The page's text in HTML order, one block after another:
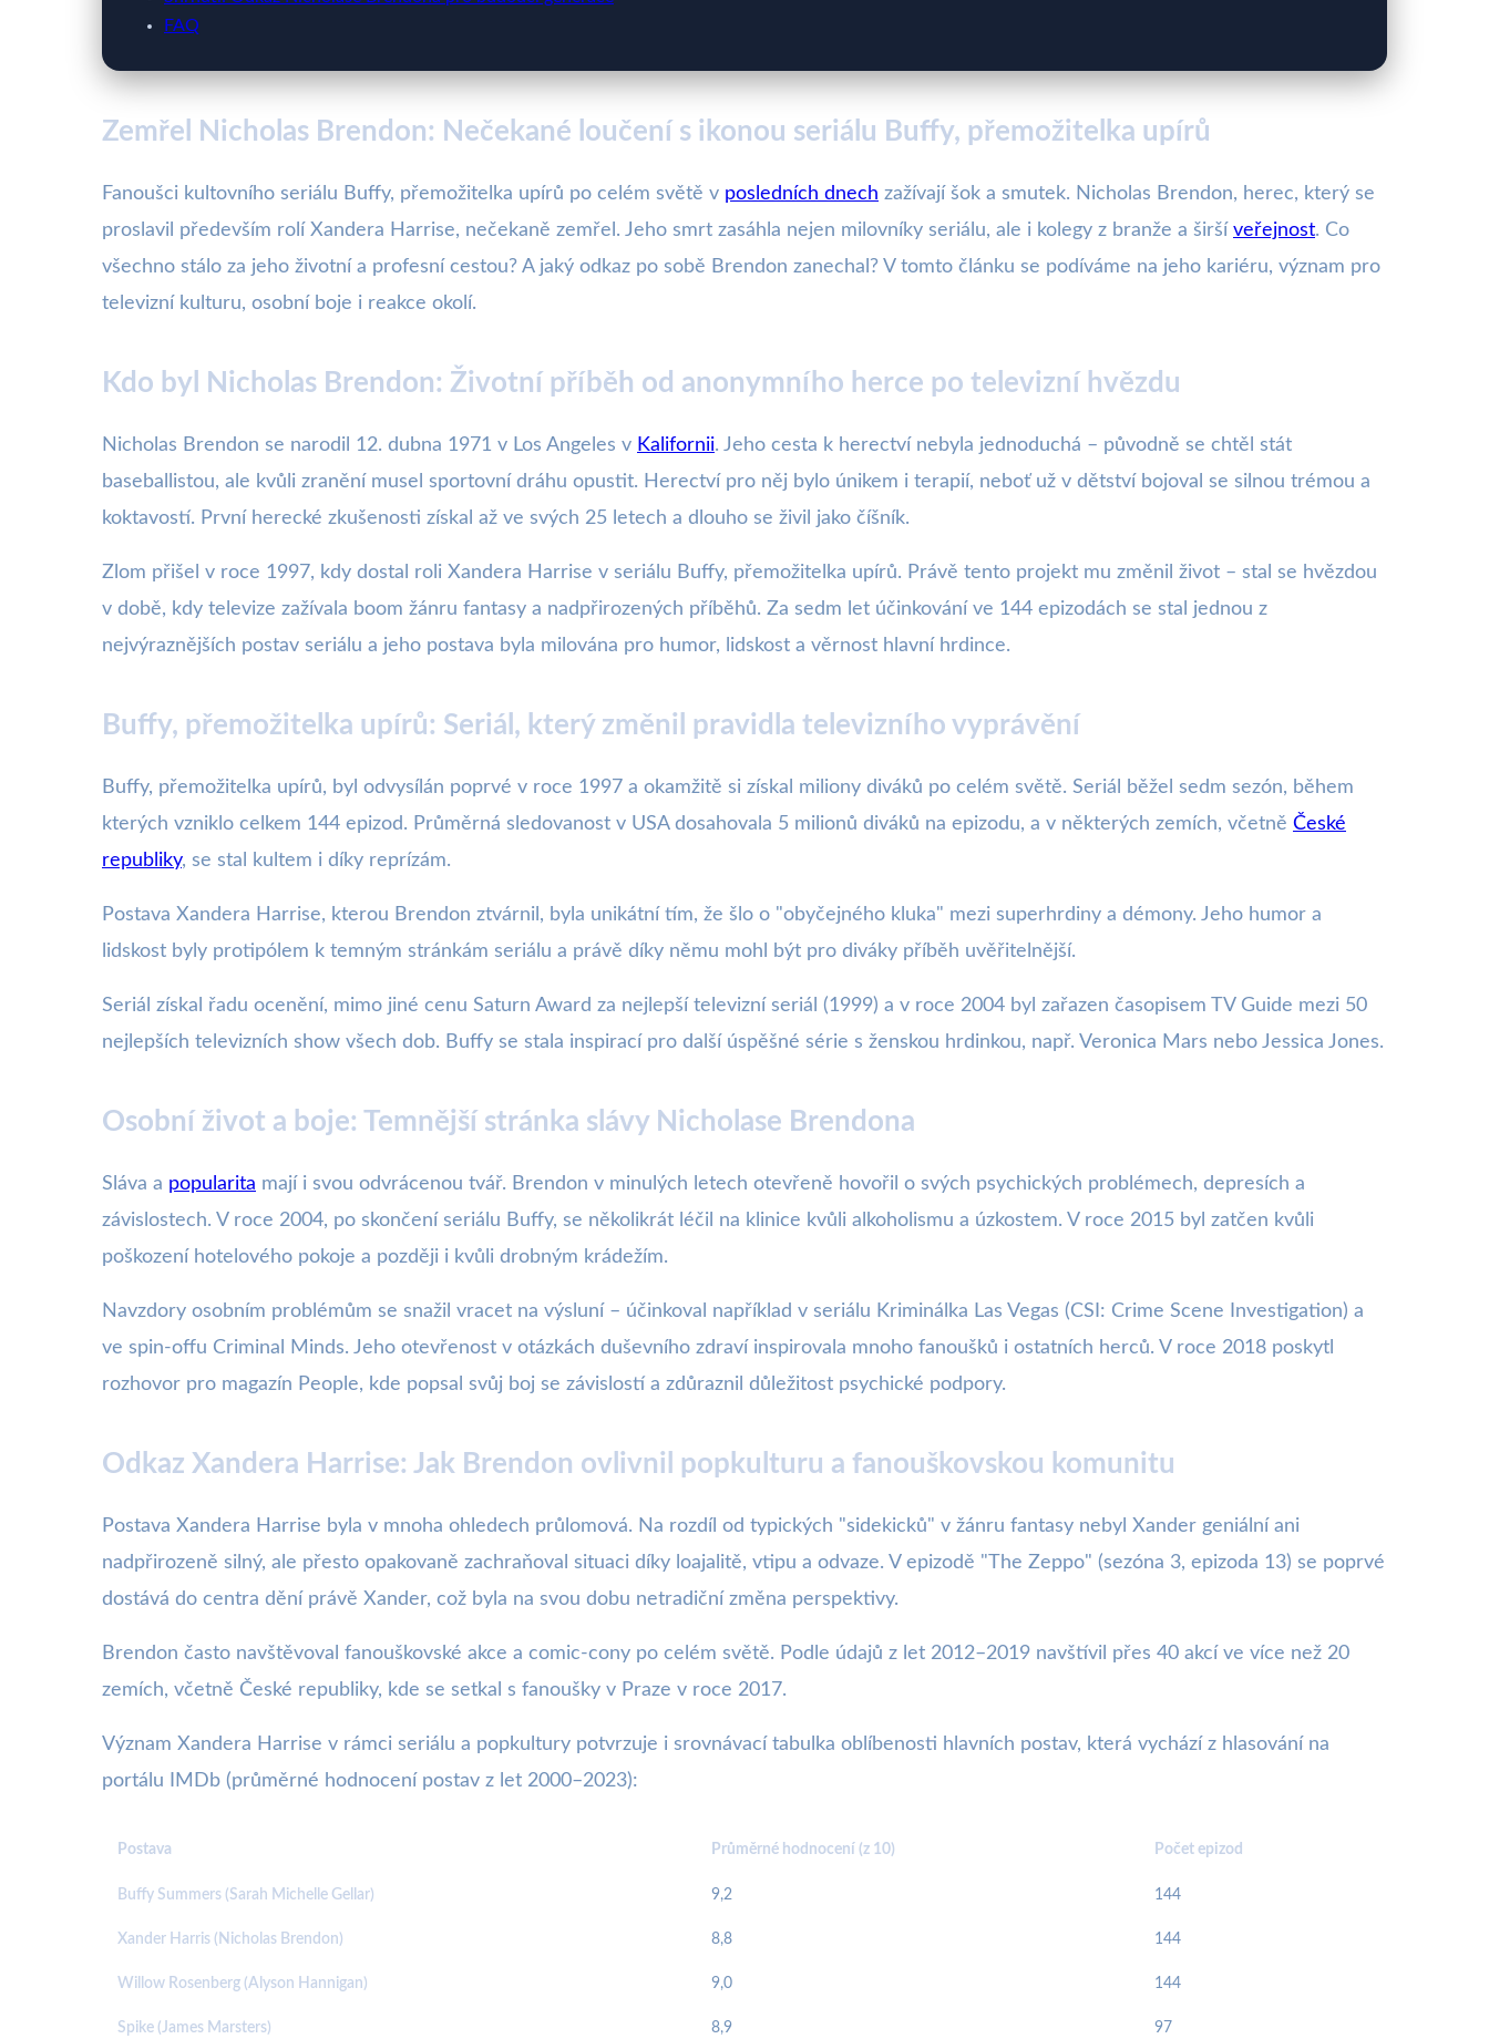
FAQ
Zemřel Nicholas Brendon: Nečekané loučení s ikonou seriálu Buffy, přemožitelka upírů
Fanoušci kultovního seriálu Buffy, přemožitelka upírů po celém světě v posledních dnech zažívají šok a smutek. Nicholas Brendon, herec, který se
proslavil především rolí Xandera Harrise, nečekaně zemřel. Jeho smrt zasáhla nejen milovníky seriálu, ale i kolegy z branže a širší veřejnost. Co
všechno stálo za jeho životní a profesní cestou? A jaký odkaz po sobě Brendon zanechal? V tomto článku se podíváme na jeho kariéru, význam pro
televizní kulturu, osobní boje i reakce okolí.
Kdo byl Nicholas Brendon: Životní příběh od anonymního herce po televizní hvězdu
Nicholas Brendon se narodil 12. dubna 1971 v Los Angeles v Kalifornii. Jeho cesta k herectví nebyla jednoduchá – původně se chtěl stát
baseballistou, ale kvůli zranění musel sportovní dráhu opustit. Herectví pro něj bylo únikem i terapií, neboť už v dětství bojoval se silnou trémou a
koktavostí. První herecké zkušenosti získal až ve svých 25 letech a dlouho se živil jako číšník.
Zlom přišel v roce 1997, kdy dostal roli Xandera Harrise v seriálu Buffy, přemožitelka upírů. Právě tento projekt mu změnil život – stal se hvězdou
v době, kdy televize zažívala boom žánru fantasy a nadpřirozených příběhů. Za sedm let účinkování ve 144 epizodách se stal jednou z
nejvýraznějších postav seriálu a jeho postava byla milována pro humor, lidskost a věrnost hlavní hrdince.
Buffy, přemožitelka upírů: Seriál, který změnil pravidla televizního vyprávění
Buffy, přemožitelka upírů, byl odvysílán poprvé v roce 1997 a okamžitě si získal miliony diváků po celém světě. Seriál běžel sedm sezón, během
kterých vzniklo celkem 144 epizod. Průměrná sledovanost v USA dosahovala 5 milionů diváků na epizodu, a v některých zemích, včetně České
republiky, se stal kultem i díky reprízám.
Postava Xandera Harrise, kterou Brendon ztvárnil, byla unikátní tím, že šlo o "obyčejného kluka" mezi superhrdiny a démony. Jeho humor a
lidskost byly protipólem k temným stránkám seriálu a právě díky němu mohl být pro diváky příběh uvěřitelnější.
Seriál získal řadu ocenění, mimo jiné cenu Saturn Award za nejlepší televizní seriál (1999) a v roce 2004 byl zařazen časopisem TV Guide mezi 50
nejlepších televizních show všech dob. Buffy se stala inspirací pro další úspěšné série s ženskou hrdinkou, např. Veronica Mars nebo Jessica Jones.
Osobní život a boje: Temnější stránka slávy Nicholase Brendona
Sláva a popularita mají i svou odvrácenou tvář. Brendon v minulých letech otevřeně hovořil o svých psychických problémech, depresích a
závislostech. V roce 2004, po skončení seriálu Buffy, se několikrát léčil na klinice kvůli alkoholismu a úzkostem. V roce 2015 byl zatčen kvůli
poškození hotelového pokoje a později i kvůli drobným krádežím.
Navzdory osobním problémům se snažil vracet na výsluní – účinkoval například v seriálu Kriminálka Las Vegas (CSI: Crime Scene Investigation) a
ve spin-offu Criminal Minds. Jeho otevřenost v otázkách duševního zdraví inspirovala mnoho fanoušků i ostatních herců. V roce 2018 poskytl
rozhovor pro magazín People, kde popsal svůj boj se závislostí a zdůraznil důležitost psychické podpory.
Odkaz Xandera Harrise: Jak Brendon ovlivnil popkulturu a fanouškovskou komunitu
Postava Xandera Harrise byla v mnoha ohledech průlomová. Na rozdíl od typických "sidekicků" v žánru fantasy nebyl Xander geniální ani
nadpřirozeně silný, ale přesto opakovaně zachraňoval situaci díky loajalitě, vtipu a odvaze. V epizodě "The Zeppo" (sezóna 3, epizoda 13) se poprvé
dostává do centra dění právě Xander, což byla na svou dobu netradiční změna perspektivy.
Brendon často navštěvoval fanouškovské akce a comic-cony po celém světě. Podle údajů z let 2012–2019 navštívil přes 40 akcí ve více než 20
zemích, včetně České republiky, kde se setkal s fanoušky v Praze v roce 2017.
Význam Xandera Harrise v rámci seriálu a popkultury potvrzuje i srovnávací tabulka oblíbenosti hlavních postav, která vychází z hlasování na
portálu IMDb (průměrné hodnocení postav z let 2000–2023):
Postava Průměrné hodnocení (z 10) Počet epizod
Buffy Summers (Sarah Michelle Gellar) 9,2 144
Xander Harris (Nicholas Brendon) 8,8 144
Willow Rosenberg (Alyson Hannigan) 9,0 144
Spike (James Marsters) 8,9 97